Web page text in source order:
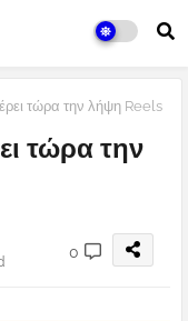
τώρα την λήψη Reels
τώρα την
0